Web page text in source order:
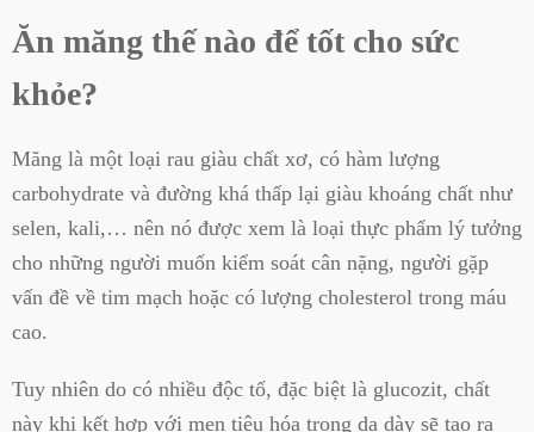
Ăn măng thế nào để tốt cho sức
khỏe?
Măng là một loại rau giàu chất xơ, có hàm lượng
carbohydrate và đường khá thấp lại giàu khoáng chất như
selen, kali,… nên nó được xem là loại thực phẩm lý tưởng
cho những người muốn kiểm soát cân nặng, người gặp
vấn đề về tim mạch hoặc có lượng cholesterol trong máu
cao.
Tuy nhiên do có nhiều độc tố, đặc biệt là glucozit, chất
này khi kết hợp với men tiêu hóa trong dạ dày sẽ tạo ra